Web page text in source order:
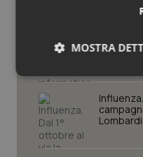
Tumori
Ulcera & Reflusso
Vaccini
di un
MOSTRA
Necessari